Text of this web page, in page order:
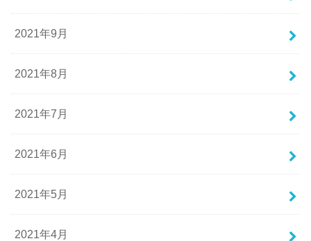
2021年9月
2021年8月
2021年7月
2021年6月
2021年5月
2021年4月